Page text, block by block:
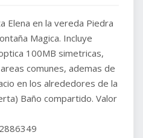
Elena en la vereda Piedra
Magica. Incluye
100MB simetricas,
comunes, ademas de
en los alrededores de la
Baño compartido. Valor